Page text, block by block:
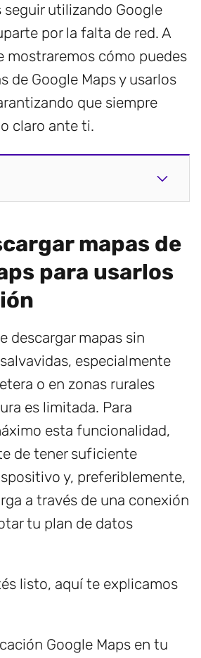
seguir utilizando Google
por la falta de red. A
mostraremos cómo puedes
de Google Maps y usarlos
que siempre
claro ante ti.
mapas de
para usarlos
descargar mapas sin
especialmente
o en zonas rurales
es limitada. Para
esta funcionalidad,
de tener suficiente
y, preferiblemente,
a través de una conexión
tu plan de datos
listo, aquí te explicamos
Google Maps en tu